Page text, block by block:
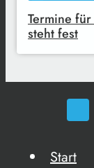
Termine
steht fest
Start